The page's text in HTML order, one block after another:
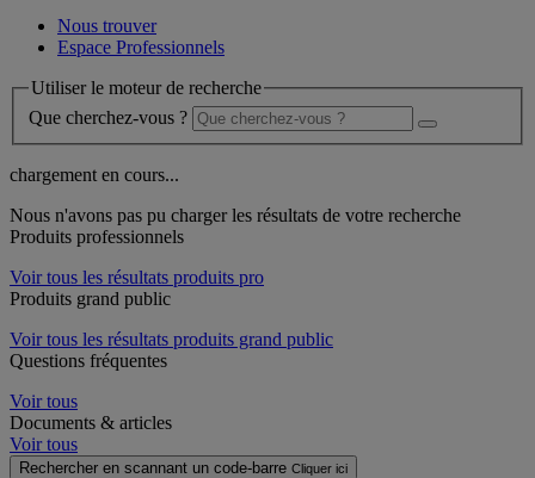
Nous trouver
Espace Professionnels
Utiliser le moteur de recherche
Que cherchez-vous ?
chargement en cours...
Nous n'avons pas pu charger les résultats de votre recherche
Produits professionnels
Voir tous les résultats produits pro
Produits grand public
Voir tous les résultats produits grand public
Questions fréquentes
Voir tous
Documents & articles
Voir tous
Rechercher en scannant un code-barre Cliquer ici